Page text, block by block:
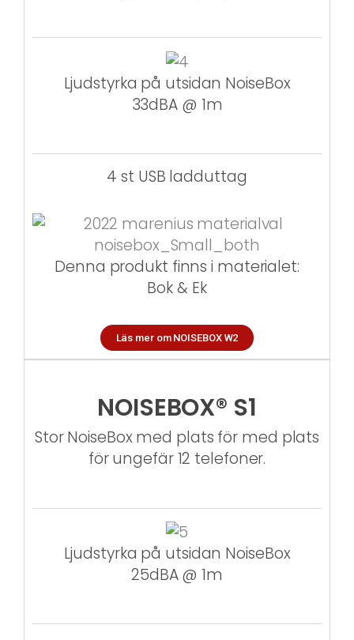
Ljudstyrka på utsidan NoiseBox
33dBA @ 1m
4 st USB ladduttag
Denna produkt finns i materialet:
Bok & Ek
Läs mer om NOISEBOX W2
NOISEBOX® S1
Stor NoiseBox med plats för med plats
för ungefär 12 telefoner.
Ljudstyrka på utsidan NoiseBox
25dBA @ 1m